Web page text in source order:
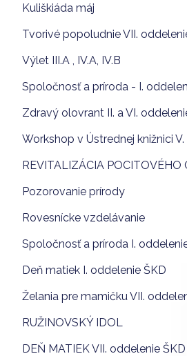
Kuliškiáda máj
Tvorivé popoludnie VII.
Výlet III.A , IV.A, IV.B
Spoločnosť a príroda - I.
Zdravý olovrant II. a VI.
Workshop v Ústrednej knižnici
REVITALIZÁCIA POCITOVÉHO
Pozorovanie prírody
Rovesnícke vzdelávanie
Spoločnosť a príroda I.
Deň matiek I. oddelenie ŠKD
Želania pre mamičku VII.
RUŽINOVSKÝ IDOL
DEŇ MATIEK VII. oddelenie ŠKD